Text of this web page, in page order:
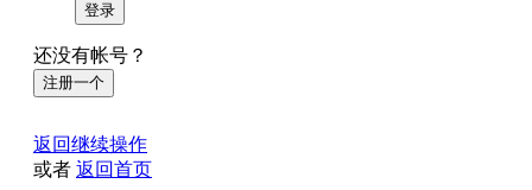
登录
还没有帐号？
注册一个
返回继续操作
或者 返回首页